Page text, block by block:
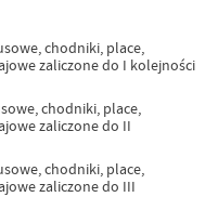
chodniki, place,
zaliczone do I kolejności
chodniki, place,
zaliczone do II
chodniki, place,
zaliczone do III